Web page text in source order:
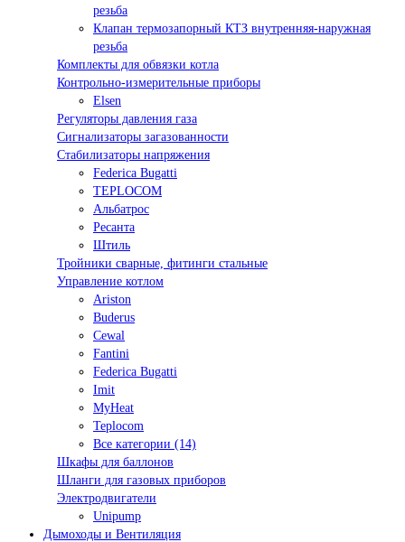
резьба
Клапан термозапорный КТЗ внутренняя-наружная
резьба
Комплекты для обвязки котла
Контрольно-измерительные приборы
Elsen
Регуляторы давления газа
Сигнализаторы загазованности
Стабилизаторы напряжения
Federica Bugatti
TEPLOCOM
Альбатрос
Ресанта
Штиль
Тройники сварные, фитинги стальные
Управление котлом
Ariston
Buderus
Cewal
Fantini
Federica Bugatti
Imit
MyHeat
Teplocom
Все категории (14)
Шкафы для баллонов
Шланги для газовых приборов
Электродвигатели
Unipump
Дымоходы и Вентиляция